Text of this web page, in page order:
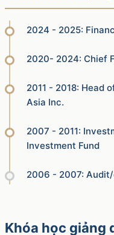
2024 - 2025:
2020- 2024: Chief
2011 - 2018: Head
Asia Inc.
2007 - 2011:
Investment Fund
2006 - 2007:
Khóa học giảng